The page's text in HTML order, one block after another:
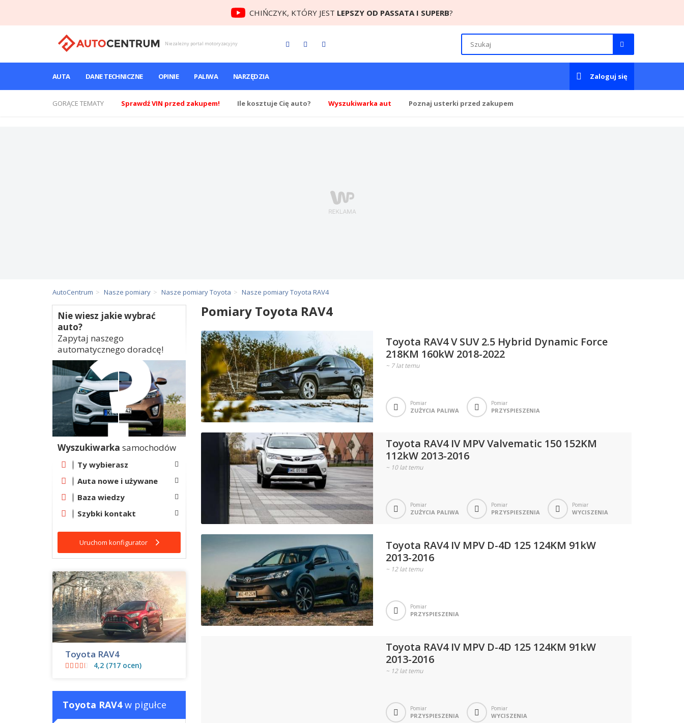
CHIŃCZYK, KTÓRY JEST LEPSZY OD PASSATA I SUPERB?
Niezależny portal motoryzacyjny
AUTA DANE TECHNICZNE OPINIE PALIWA NARZĘDZIA Zaloguj się
GORĄCE TEMATY Sprawdź VIN przed zakupem! Ile kosztuje Cię auto? Wyszukiwarka aut Poznaj usterki przed zakupem
AutoCentrum Nasze pomiary Nasze pomiary Toyota Nasze pomiary Toyota RAV4
Pomiary Toyota RAV4
Toyota RAV4 V SUV 2.5 Hybrid Dynamic Force
218KM 160kW 2018-2022
~ 7 lat temu
Pomiar
ZUŻYCIA PALIWA
Pomiar
PRZYSPIESZENIA
Toyota RAV4 IV MPV Valvematic 150 152KM
112kW 2013-2016
~ 10 lat temu
Pomiar
ZUŻYCIA PALIWA
Pomiar
PRZYSPIESZENIA
Pomiar
WYCISZENIA
Toyota RAV4 IV MPV D-4D 125 124KM 91kW
2013-2016
~ 12 lat temu
Pomiar
PRZYSPIESZENIA
Toyota RAV4 IV MPV D-4D 125 124KM 91kW
2013-2016
~ 12 lat temu
Pomiar
PRZYSPIESZENIA
Pomiar
WYCISZENIA
Nie wiesz jakie wybrać
auto?
Zapytaj naszego
automatycznego doradcę!
Wyszukiwarka samochodów
Ty wybierasz
Auta nowe i używane
Baza wiedzy
Szybki kontakt
Uruchom konfigurator
Toyota RAV4
4,2 (717 ocen)
Toyota RAV4w pigułce